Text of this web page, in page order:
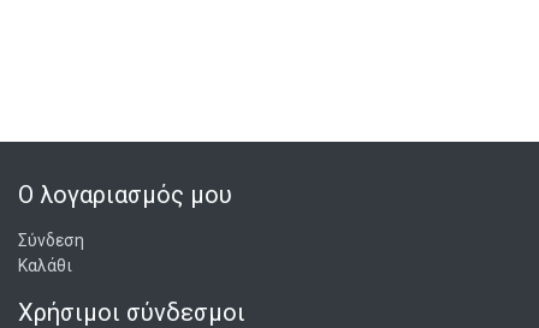
που αναδεικνύουν την ατμόσφαιρα και την ενέργεια
Soundgarden – Chris Cornell, Kim Thayil, Ben Shepherd,
αυτήν τη μοναδική αναπαράσταση των εμβληματικών
μελών της μπάντας!
Ο λογαριασμός μου
Σύνδεση
Καλάθι
Χρήσιμοι σύνδεσμοι